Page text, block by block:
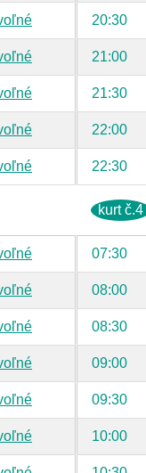
20:30
21:00
21:30
22:00
22:30
kurt č.4
07:30
08:00
08:30
09:00
09:30
10:00